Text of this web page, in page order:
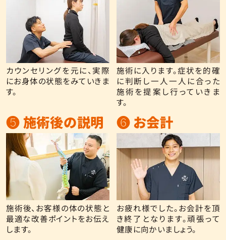
カウンセリングを元に、実際
にお身体の状態をみていきま
す。
施術に入ります。症状を的確
に判断し一人一人に合った
施術を提案し行っていきま
す。
❺ 施術後の説明
施術後、お客様の体の状態と
最適な改善ポイントをお伝え
します。
❻ お会計
お疲れ様でした。お会計を頂
き終了となります。頑張って
健康に向かいましょう。